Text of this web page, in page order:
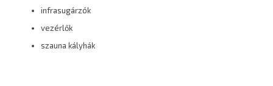
infrasugárzók
vezérlők
szauna kályhák